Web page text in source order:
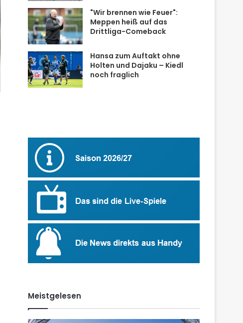
"Wir brennen wie Feuer":
Meppen heiß auf das
Drittliga-Comeback
Hansa zum Auftakt ohne
Holten und Dajaku – Kiedl
noch fraglich
Meistgelesen